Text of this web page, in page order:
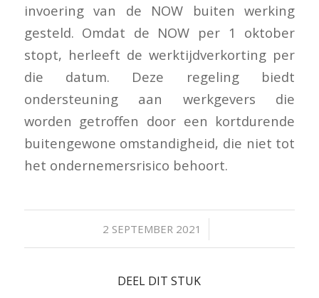
invoering van de NOW buiten werking
gesteld. Omdat de NOW per 1 oktober
stopt, herleeft de werktijdverkorting per
die datum. Deze regeling biedt
ondersteuning aan werkgevers die
worden getroffen door een kortdurende
buitengewone omstandigheid, die niet tot
het ondernemersrisico behoort.
2 SEPTEMBER 2021
/
DEEL DIT STUK